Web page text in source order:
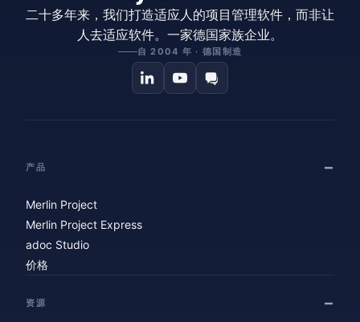
二十多年来，我们打造适应人的项目管理软件，而非让
人去适应软件。一家德国家族企业。
自 2004 年 · 德国制造
产品
Merlin Project
Merlin Project Express
adoc Studio
价格
资源